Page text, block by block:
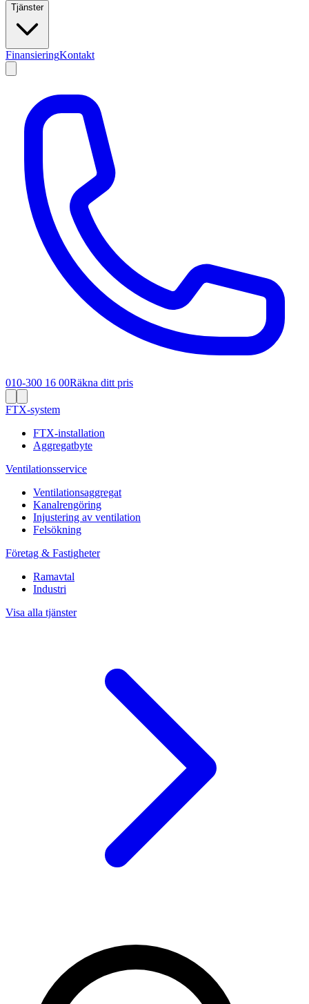
Tjänster
FinansieringKontakt
010-300 16 00Räkna ditt pris
FTX-system
FTX-installation
Aggregatbyte
Ventilationsservice
Ventilationsaggregat
Kanalrengöring
Injustering av ventilation
Felsökning
Företag & Fastigheter
Ramavtal
Industri
Visa alla tjänster